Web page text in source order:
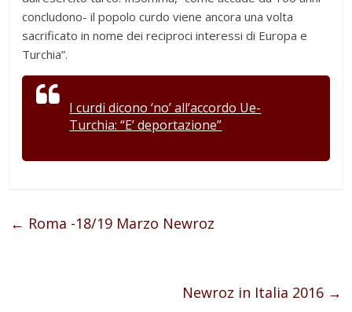
concludono- il popolo curdo viene ancora una volta
sacrificato in nome dei reciproci interessi di Europa e
Turchia”.
I curdi dicono ‘no’ all’accordo Ue-
Turchia: “E’ deportazione”
← Roma -18/19 Marzo Newroz
Newroz in Italia 2016 →